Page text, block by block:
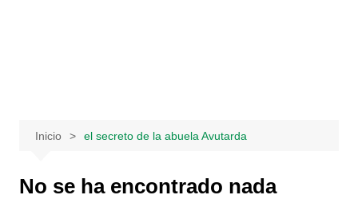
Inicio el secreto de la abuela Avutarda
No se ha encontrado nada